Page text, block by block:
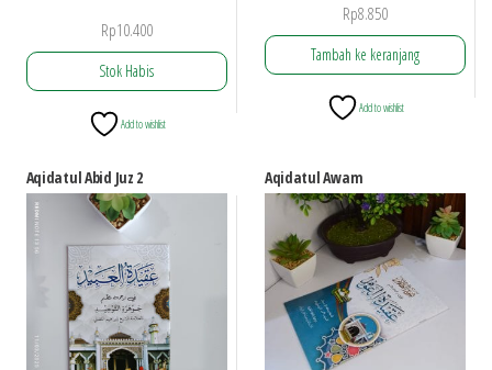
Rp10.400
Stok Habis
Add to wishlist
Rp8.850
Tambah ke keranjang
Add to wishlist
Aqidatul Abid Juz 2 Aqidatul Awam